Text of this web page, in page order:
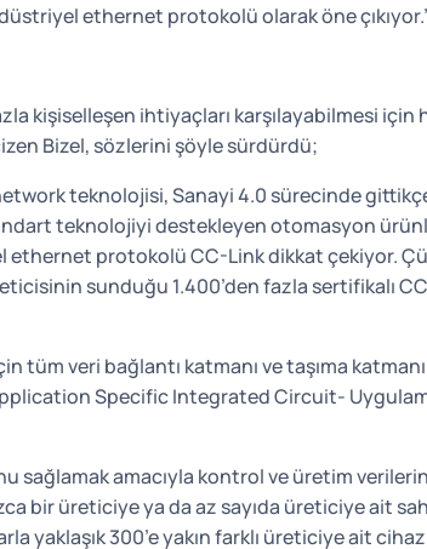
ethernet protokolü olarak öne
kişiselleşen ihtiyaçları karşılayabilmesi için
Bizel, sözlerini şöyle sürdürdü;
teknolojisi, Sanayi 4.0 sürecinde
teknolojiyi destekleyen otomasyon
ethernet protokolü CC-Link dikkat çekiyor.
sunduğu 1.400’den fazla sertifikalı
veri bağlantı katmanı ve taşıma
Specific Integrated Circuit-
sağlamak amacıyla kontrol ve üretim
bir üreticiye ya da az sayıda üreticiye ait
yaklaşık 300’e yakın farklı üreticiye ait